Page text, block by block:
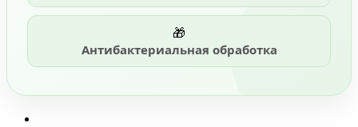
🎁
Антибактериальная обработка